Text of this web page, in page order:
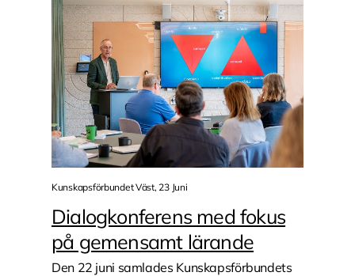
Kunskapsförbundet Väst, 23 Juni
Dialogkonferens med fokus
på gemensamt lärande
Den 22 juni samlades Kunskapsförbundets